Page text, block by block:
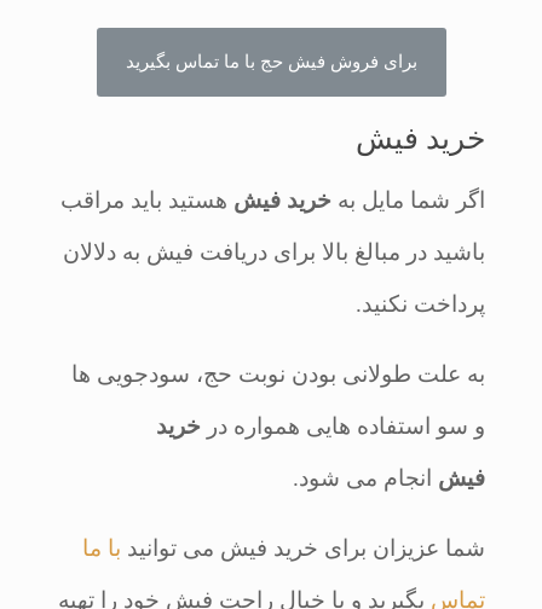
برای فروش فیش حج با ما تماس بگیرید
خرید فیش
اگر شما مایل به خرید فیش هستید باید مراقب
باشید در مبالغ بالا برای دریافت فیش به دلالان
پرداخت نکنید.
به علت طولانی بودن نوبت حج، سودجویی ها
و سو استفاده هایی همواره در خرید
فیش انجام می شود.
شما عزیزان برای خرید فیش می توانید با ما
تماس بگیرید و با خیال راحت فیش خود را تهیه